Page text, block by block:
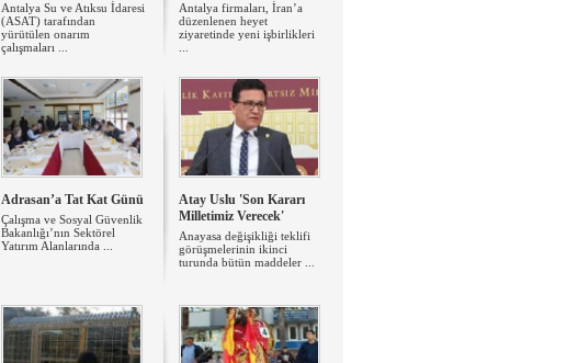
Antalya Su ve Atıksu İdaresi
(ASAT) tarafından
yürütülen onarım
çalışmaları ...
Antalya firmaları, İran’a
düzenlenen heyet
ziyaretinde yeni işbirlikleri
Adrasan’a Tat Kat Günü
Çalışma ve Sosyal Güvenlik
Bakanlığı’nın Sektörel
Yatırım Alanlarında ...
Atay Uslu 'Son Kararı
Milletimiz Verecek'
Anayasa değişikliği teklifi
görüşmelerinin ikinci
turunda bütün maddeler ...